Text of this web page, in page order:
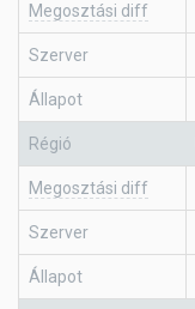
Megosztási diff
Szerver
Állapot
Régió
Megosztási diff
Szerver
Állapot